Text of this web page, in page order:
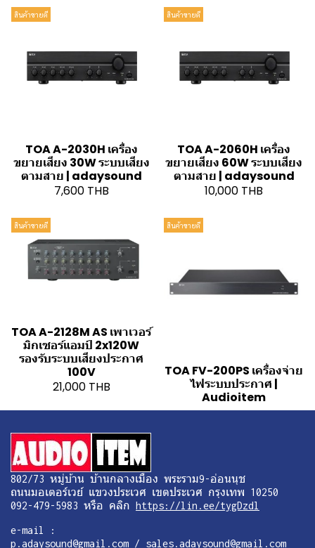
สินค้าขายดี
TOA A-2030H เครื่อง
ขยายเสียง 30W ระบบเสียง
ตามสาย | adaysound
7,600 THB
สินค้าขายดี
TOA A-2060H เครื่อง
ขยายเสียง 60W ระบบเสียง
ตามสาย | adaysound
10,000 THB
สินค้าขายดี
TOA A-2128M AS เพาเวอร์
มิกเซอร์แอมป์ 2x120W
รองรับระบบเสียงประกาศ
100V
21,000 THB
สินค้าขายดี
TOA FV-200PS เครื่องจ่าย
ไฟระบบประกาศ |
Audioitem
802/73 หมู่บ้าน บ้านกลางเมือง พระราม9-อ่อนนุช
ถนนมอเตอร์เวย์ แขวงประเวศ เขตประเวศ กรุงเทพ 10250
092-479-5983 หรือ คลิก https://lin.ee/tygDzdl
e-mail :
p.adaysound@gmail.com / sales.adaysound@gmail.com